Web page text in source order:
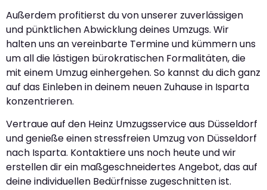
Außerdem profitierst du von unserer zuverlässigen
und pünktlichen Abwicklung deines Umzugs. Wir
halten uns an vereinbarte Termine und kümmern uns
um all die lästigen bürokratischen Formalitäten, die
mit einem Umzug einhergehen. So kannst du dich ganz
auf das Einleben in deinem neuen Zuhause in Isparta
konzentrieren.
Vertraue auf den Heinz Umzugsservice aus Düsseldorf
und genieße einen stressfreien Umzug von Düsseldorf
nach Isparta. Kontaktiere uns noch heute und wir
erstellen dir ein maßgeschneidertes Angebot, das auf
deine individuellen Bedürfnisse zugeschnitten ist.